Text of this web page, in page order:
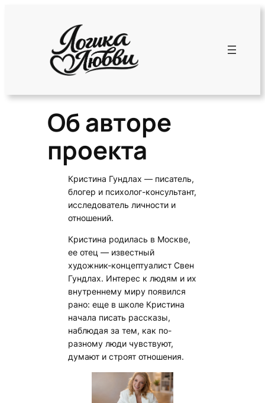
Об авторе
проекта
Кристина Гундлах — писатель,
блогер и психолог-консультант,
исследователь личности и
отношений.
Кристина родилась в Москве,
ее отец — известный
художник-концептуалист Свен
Гундлах. Интерес к людям и их
внутреннему миру появился
рано: еще в школе Кристина
начала писать рассказы,
наблюдая за тем, как по-
разному люди чувствуют,
думают и строят отношения.